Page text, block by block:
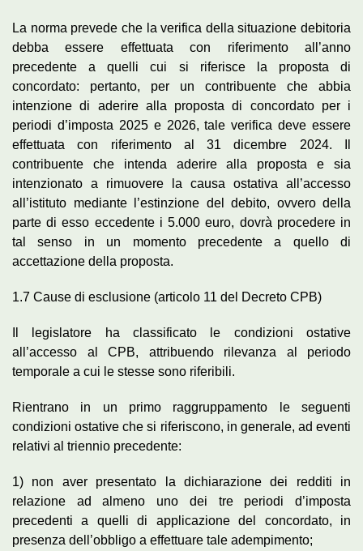
La norma prevede che la verifica della situazione debitoria
debba essere effettuata con riferimento all’anno
precedente a quelli cui si riferisce la proposta di
concordato: pertanto, per un contribuente che abbia
intenzione di aderire alla proposta di concordato per i
periodi d’imposta 2025 e 2026, tale verifica deve essere
effettuata con riferimento al 31 dicembre 2024. Il
contribuente che intenda aderire alla proposta e sia
intenzionato a rimuovere la causa ostativa all’accesso
all’istituto mediante l’estinzione del debito, ovvero della
parte di esso eccedente i 5.000 euro, dovrà procedere in
tal senso in un momento precedente a quello di
accettazione della proposta.
1.7 Cause di esclusione (articolo 11 del Decreto CPB)
Il legislatore ha classificato le condizioni ostative
all’accesso al CPB, attribuendo rilevanza al periodo
temporale a cui le stesse sono riferibili.
Rientrano in un primo raggruppamento le seguenti
condizioni ostative che si riferiscono, in generale, ad eventi
relativi al triennio precedente:
1) non aver presentato la dichiarazione dei redditi in
relazione ad almeno uno dei tre periodi d’imposta
precedenti a quelli di applicazione del concordato, in
presenza dell’obbligo a effettuare tale adempimento;